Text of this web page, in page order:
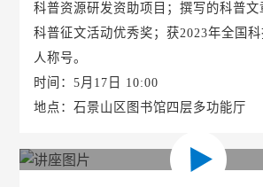
科普资源研发资助项目；撰写的科普
科普征文活动优秀奖；获2023年全国
人称号。
时间：5月17日 10:00
地点：石景山区图书馆四层多功能厅